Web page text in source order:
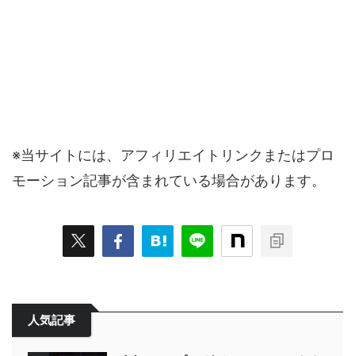
※当サイトには、アフィリエイトリンクまたはプロ
モーション記事が含まれている場合があります。
人気記事